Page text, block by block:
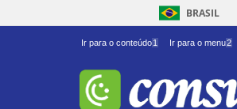
BRASIL
Ir para o conteúdo1 Ir para o menu2